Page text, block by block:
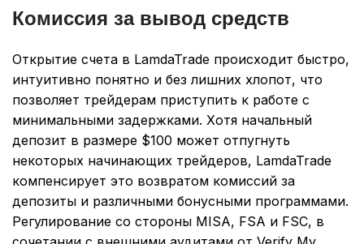
Комиссия за вывод средств
Открытие счета в LamdaTrade происходит быстро,
интуитивно понятно и без лишних хлопот, что
позволяет трейдерам приступить к работе с
минимальными задержками. Хотя начальный
депозит в размере $100 может отпугнуть
некоторых начинающих трейдеров, LamdaTrade
компенсирует это возвратом комиссий за
депозиты и различными бонусными программами.
Регулирование со стороны MISA, FSA и FSC, в